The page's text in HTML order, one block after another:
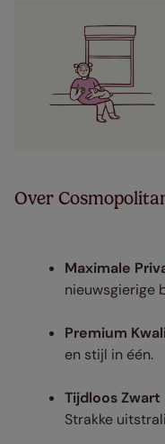
Over
Maximale
nieuwsgierige
Premium
en stijl in één.
Tijdloos
Strakke